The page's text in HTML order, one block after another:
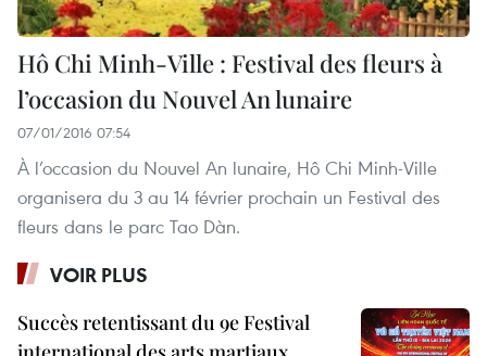
Hô Chi Minh-Ville : Festival des fleurs à
l’occasion du Nouvel An lunaire
07/01/2016 07:54
À l’occasion du Nouvel An lunaire, Hô Chi Minh-Ville
organisera du 3 au 14 février prochain un Festival des
fleurs dans le parc Tao Dàn.
VOIR PLUS
Succès retentissant du 9e Festival